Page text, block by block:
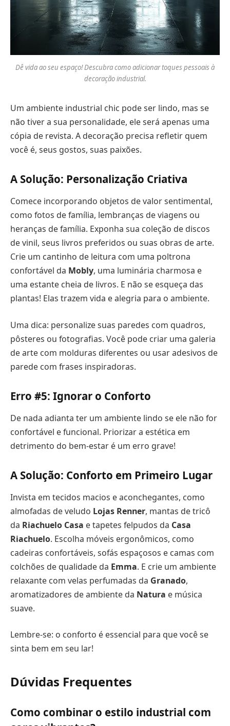
Dê vida ao seu espaço! Descubra como adicionar toques pessoais à
decoração industrial.
Um ambiente industrial chic pode ser lindo, mas se
não tiver a sua personalidade, ele será apenas uma
cópia de revista. A decoração precisa refletir quem
você é, seus gostos, suas paixões.
A Solução: Personalização Criativa
Comece incorporando objetos de valor sentimental,
como fotos de família, lembranças de viagens ou
heranças de família. Exponha sua coleção de discos
de vinil, seus livros preferidos ou suas obras de arte.
Crie um cantinho de leitura com uma poltrona
confortável da Mobly, uma luminária charmosa e
uma estante cheia de livros. E não se esqueça das
plantas! Elas trazem vida e alegria para o ambiente.
Uma dica: personalize suas paredes com quadros,
pôsteres ou fotografias. Você pode criar uma galeria
de arte com molduras diferentes ou usar adesivos de
parede com frases inspiradoras.
Erro #5: Ignorar o Conforto
De nada adianta ter um ambiente lindo se ele não for
confortável e funcional. Priorizar a estética em
detrimento do bem-estar é um erro grave!
A Solução: Conforto em Primeiro Lugar
Invista em tecidos macios e aconchegantes, como
almofadas de veludo Lojas Renner, mantas de tricô
da Riachuelo Casa e tapetes felpudos da Casa
Riachuelo. Escolha móveis ergonômicos, como
cadeiras confortáveis, sofás espaçosos e camas com
colchões de qualidade da Emma. E crie um ambiente
relaxante com velas perfumadas da Granado,
aromatizadores de ambiente da Natura e música
suave.
Lembre-se: o conforto é essencial para que você se
sinta bem em seu lar!
Dúvidas Frequentes
Como combinar o estilo industrial com